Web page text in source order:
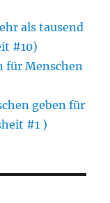
als tausend
#10)
für Menschen
geben für
#1 )